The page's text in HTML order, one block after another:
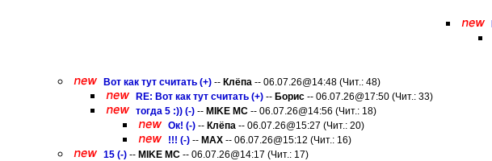
Вот как тут считать (+) -- Клёпа -- 06.07.26@14:48 (Чит.: 48)
RE: Вот как тут считать (+) -- Борис -- 06.07.26@17:50 (Чит.: 33)
тогда 5 :)) (-) -- MIKE MC -- 06.07.26@14:56 (Чит.: 18)
Ок! (-) -- Клёпа -- 06.07.26@15:27 (Чит.: 20)
!!! (-) -- MAX -- 06.07.26@15:12 (Чит.: 16)
15 (-) -- MIKE MC -- 06.07.26@14:17 (Чит.: 17)